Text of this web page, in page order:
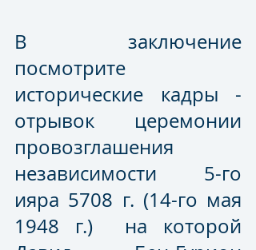
В заключение
посмотрите
исторические кадры -
отрывок церемонии
провозглашения
независимости 5-го
ияра 5708 г. (14-го мая
1948 г.)  на которой